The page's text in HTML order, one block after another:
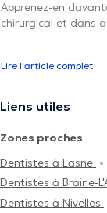
Apprenez-en
chirurgical et dans
Lire l'article complet
Liens utiles
Zones proches
Dentistes à Lasne
Dentistes à Braine-
Dentistes à Nivelles